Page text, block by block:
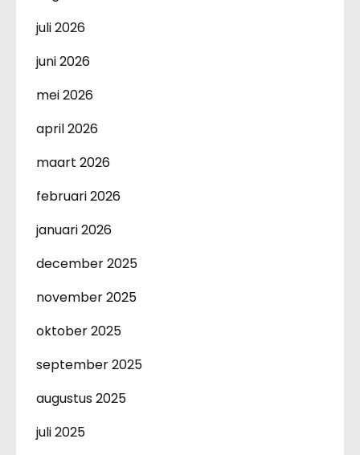
juli 2026
juni 2026
mei 2026
april 2026
maart 2026
februari 2026
januari 2026
december 2025
november 2025
oktober 2025
september 2025
augustus 2025
juli 2025